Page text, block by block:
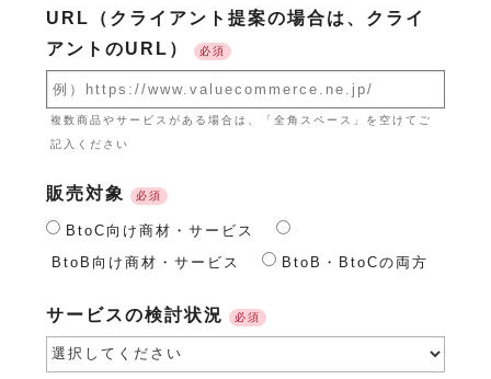
URL（クライアント提案の場合は、クライ
アントのURL）
必須
複数商品やサービスがある場合は、「全角スペース」を空けてご
記入ください
販売対象 必須
BtoC向け商材・サービス
BtoB向け商材・サービス
BtoB・BtoCの両方
サービスの検討状況 必須